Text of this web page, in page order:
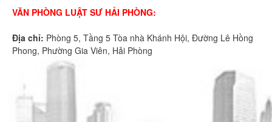
VĂN PHÒNG LUẬT SƯ HẢI PHÒNG:
Địa chỉ: Phòng 5, Tầng 5 Tòa nhà Khánh Hội, Đường Lê Hồng
Phong, Phường Gia Viên, Hải Phòng